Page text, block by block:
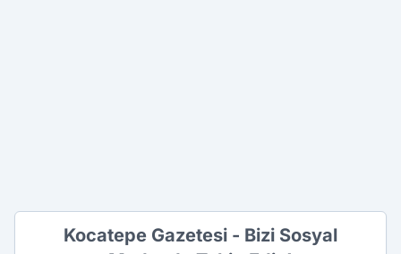
Kocatepe Gazetesi - Bizi Sosyal